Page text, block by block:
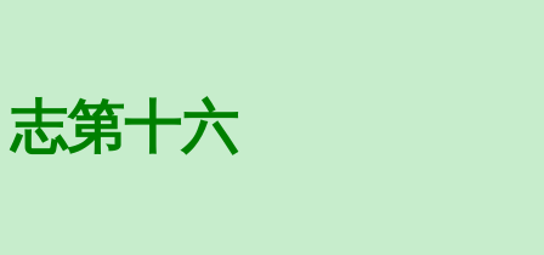
志第十六